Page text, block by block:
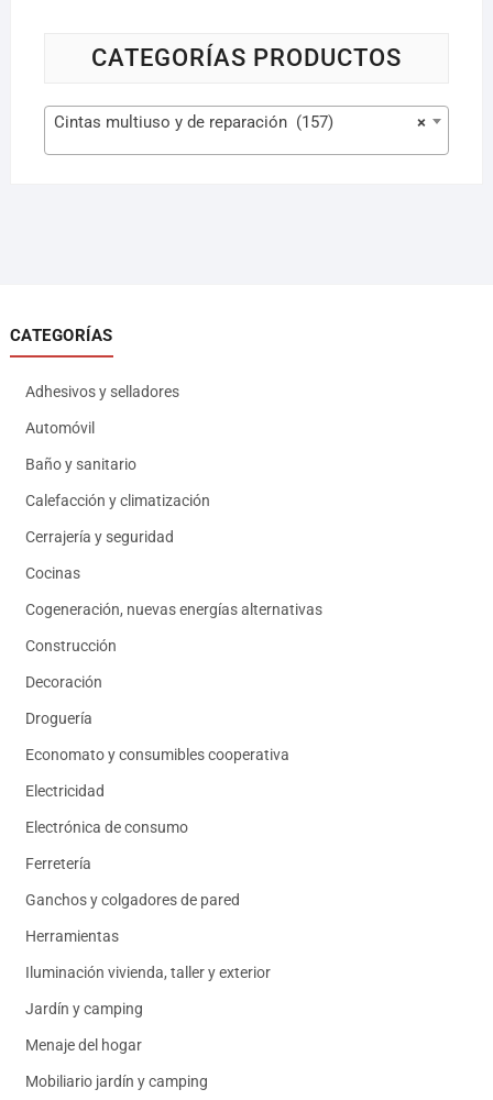
CATEGORÍAS PRODUCTOS
×
Cintas multiuso y de reparación (157)
CATEGORÍAS
Adhesivos y selladores
Automóvil
Baño y sanitario
Calefacción y climatización
Cerrajería y seguridad
Cocinas
Cogeneración, nuevas energías alternativas
Construcción
Decoración
Droguería
Economato y consumibles cooperativa
Electricidad
Electrónica de consumo
Ferretería
Ganchos y colgadores de pared
Herramientas
Iluminación vivienda, taller y exterior
Jardín y camping
Menaje del hogar
Mobiliario jardín y camping